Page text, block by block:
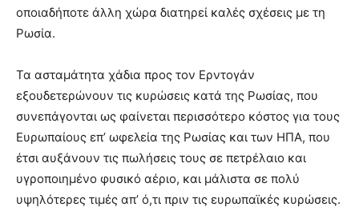
οποιαδήποτε άλλη χώρα διατηρεί καλές σχέσεις με τη
Ρωσία.
Τα ασταμάτητα χάδια προς τον Ερντογάν
εξουδετερώνουν τις κυρώσεις κατά της Ρωσίας, που
συνεπάγονται ως φαίνεται περισσότερο κόστος για τους
Ευρωπαίους επ’ ωφελεία της Ρωσίας και των ΗΠΑ, που
έτσι αυξάνουν τις πωλήσεις τους σε πετρέλαιο και
υγροποιημένο φυσικό αέριο, και μάλιστα σε πολύ
υψηλότερες τιμές απ’ ό,τι πριν τις ευρωπαϊκές κυρώσεις.